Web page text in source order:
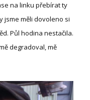
na linku přebírat ty
jsme měli dovoleno si
Půl hodina nestačila.
degradoval, mě